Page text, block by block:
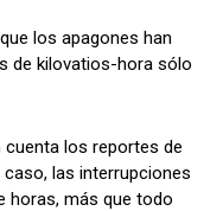
los apagones han
de kilovatios-hora sólo
los reportes de
las interrupciones
horas, más que todo